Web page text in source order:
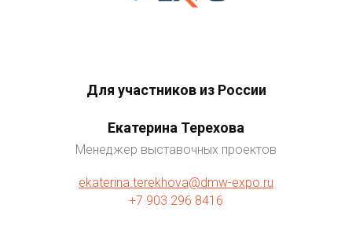
Для участников из России
Екатерина Терехова
Менеджер выставочных проектов
ekaterina.terekhova@dmw-expo.ru
+7 903 296 8416